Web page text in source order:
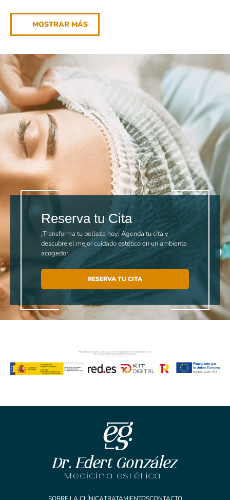
MOSTRAR MÁS
Reserva tu Cita
¡Transforma tu belleza hoy! Agenda tu cita y
descubre el mejor cuidado estético en un ambiente
acogedor.
RESERVA TU CITA